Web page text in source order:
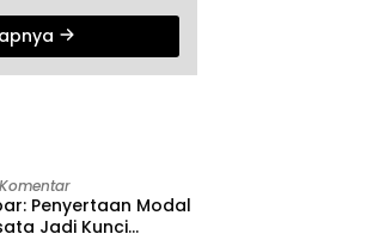
di Paripurna ke-
Sukabumi
Penyertaan Modal
Jadi Kunci